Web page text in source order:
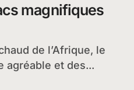
magnifiques
agréable et des...